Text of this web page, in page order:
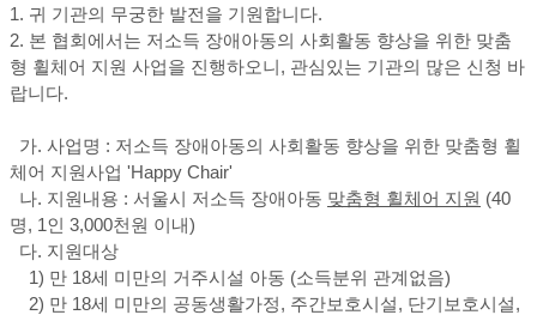
1. 귀 기관의 무궁한 발전을 기원합니다.
2. 본 협회에서는 저소득 장애아동의 사회활동 향상을 위한 맞춤
형 휠체어 지원 사업을 진행하오니, 관심있는 기관의 많은 신청 바
랍니다.
가. 사업명 : 저소득 장애아동의 사회활동 향상을 위한 맞춤형 휠
체어 지원사업 'Happy Chair'
나. 지원내용 : 서울시 저소득 장애아동 맞춤형 휠체어 지원 (40
명, 1인 3,000천원 이내)
다. 지원대상
1) 만 18세 미만의 거주시설 아동 (소득분위 관계없음)
2) 만 18세 미만의 공동생활가정, 주간보호시설, 단기보호시설,